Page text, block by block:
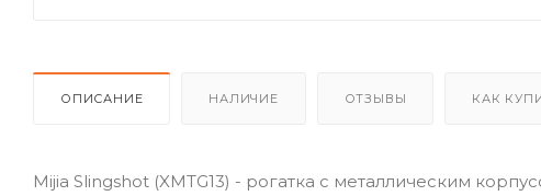
ОПИСАНИЕ НАЛИЧИЕ ОТЗЫВЫ КАК
Mijia Slingshot (XMTG13) - рогатка с металлическим